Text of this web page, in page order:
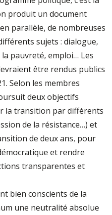
produit un document
parallèle, de nombreuses
sujets : dialogue,
pauvreté, emploi… Les
être rendus publics
Selon les membres
deux objectifs
la transition par différents
de la résistance…) et
de deux ans, pour
et rendre
transparentes et
bien conscients de la
une neutralité absolue